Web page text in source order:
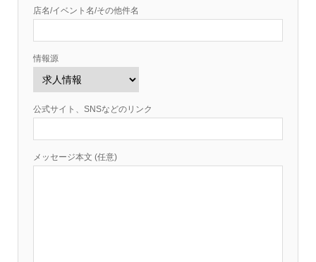
店名/イベント名/その他件名
情報源
公式サイト、SNSなどのリンク
メッセージ本文 (任意)